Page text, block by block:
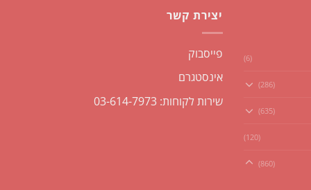
(6)
(286)
(635)
(120)
(860)
יצירת קשר
פייסבוק
אינסטגרם
שירות לקוחות: 03-614-7973